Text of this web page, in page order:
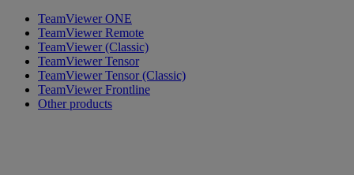
TeamViewer ONE
TeamViewer Remote
TeamViewer (Classic)
TeamViewer Tensor
TeamViewer Tensor (Classic)
TeamViewer Frontline
Other products